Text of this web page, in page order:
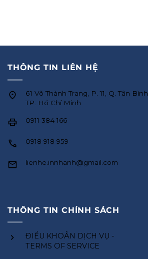
THÔNG TIN LIÊN HỆ
61 Võ Thành Trang, P. 11, Q. Tân Bình,
TP. Hồ Chí Minh
0911 384 166
0918 918 959
lienhe.innhanh@gmail.com
THÔNG TIN CHÍNH SÁCH
ĐIỀU KHOẢN DỊCH VỤ -
TERMS OF SERVICE